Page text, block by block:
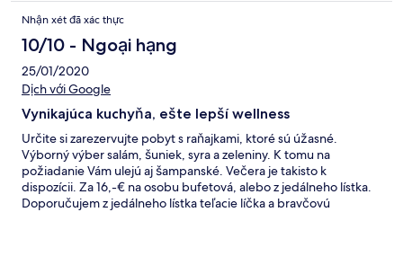
Nhận xét đã xác thực
10/10 - Ngoại hạng
25/01/2020
Dịch với Google
Vynikajúca kuchyňa, ešte lepší wellness
Určite si zarezervujte pobyt s raňajkami, ktoré sú úžasné.
Výborný výber salám, šuniek, syra a zeleniny. K tomu na
požiadanie Vám ulejú aj šampanské. Večera je takisto k
dispozícii. Za 16,-€ na osobu bufetová, alebo z jedálneho lístka.
Doporučujem z jedálneho lístka teľacie líčka a bravčovú